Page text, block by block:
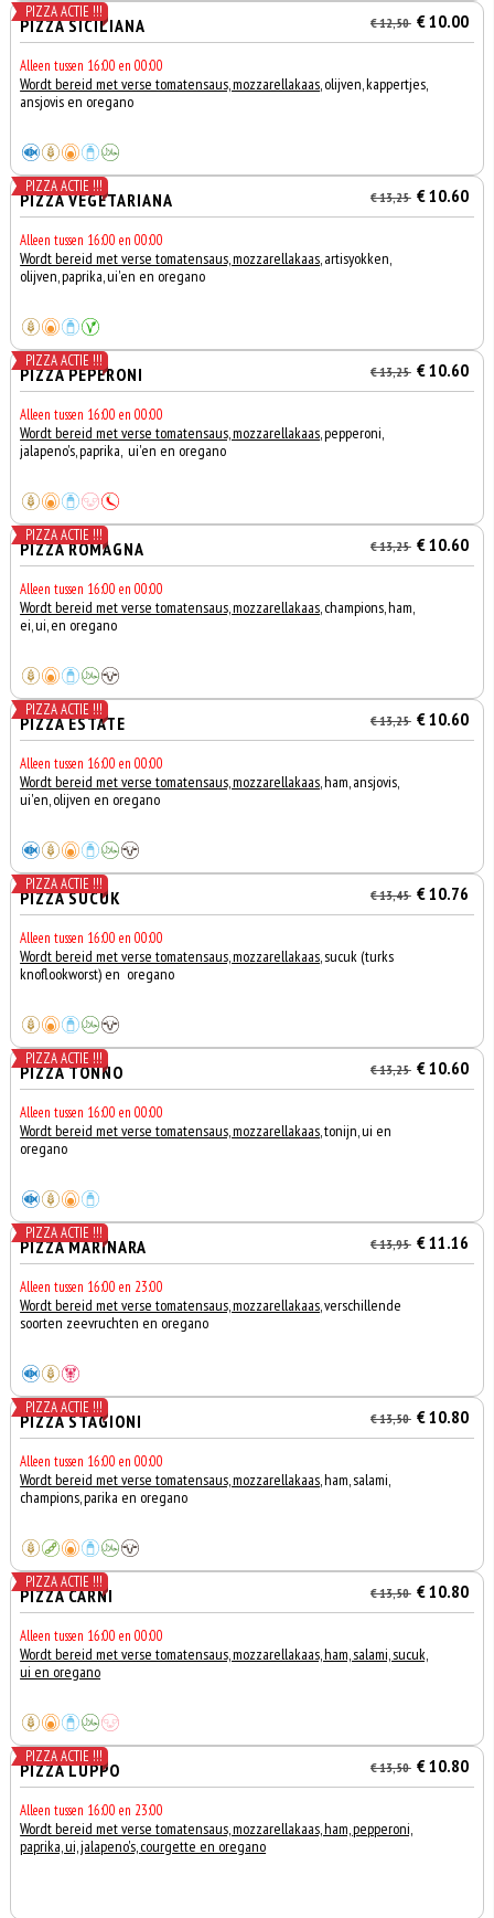
PIZZA ACTIE !!!
PIZZA SICILIANA € 12,50 € 10.00
Alleen tussen 16:00 en 00:00
Wordt bereid met verse tomatensaus, mozzarellakaas, olijven, kappertjes,
ansjovis en oregano
PIZZA ACTIE !!!
PIZZA VEGETARIANA € 13,25 € 10.60
Alleen tussen 16:00 en 00:00
Wordt bereid met verse tomatensaus, mozzarellakaas, artisyokken,
olijven, paprika, ui'en en oregano
PIZZA ACTIE !!!
PIZZA PEPERONI € 13,25 € 10.60
Alleen tussen 16:00 en 00:00
Wordt bereid met verse tomatensaus, mozzarellakaas, pepperoni,
jalapeno's, paprika, ui'en en oregano
PIZZA ACTIE !!!
PIZZA ROMAGNA € 13,25 € 10.60
Alleen tussen 16:00 en 00:00
Wordt bereid met verse tomatensaus, mozzarellakaas, champions, ham,
ei, ui, en oregano
PIZZA ACTIE !!!
PIZZA ESTATE € 13,25 € 10.60
Alleen tussen 16:00 en 00:00
Wordt bereid met verse tomatensaus, mozzarellakaas, ham, ansjovis,
ui'en, olijven en oregano
PIZZA ACTIE !!!
PIZZA SUCUK € 13,45 € 10.76
Alleen tussen 16:00 en 00:00
Wordt bereid met verse tomatensaus, mozzarellakaas, sucuk (turks
knoflookworst) en oregano
PIZZA ACTIE !!!
PIZZA TONNO € 13,25 € 10.60
Alleen tussen 16:00 en 00:00
Wordt bereid met verse tomatensaus, mozzarellakaas, tonijn, ui en
oregano
PIZZA ACTIE !!!
PIZZA MARINARA € 13,95 € 11.16
Alleen tussen 16:00 en 23:00
Wordt bereid met verse tomatensaus, mozzarellakaas, verschillende
soorten zeevruchten en oregano
PIZZA ACTIE !!!
PIZZA STAGIONI € 13,50 € 10.80
Alleen tussen 16:00 en 00:00
Wordt bereid met verse tomatensaus, mozzarellakaas, ham, salami,
champions, parika en oregano
PIZZA ACTIE !!!
PIZZA CARNI € 13,50 € 10.80
Alleen tussen 16:00 en 00:00
Wordt bereid met verse tomatensaus, mozzarellakaas, ham, salami, sucuk,
ui en oregano
PIZZA ACTIE !!!
PIZZA LUPPO € 13,50 € 10.80
Alleen tussen 16:00 en 23:00
Wordt bereid met verse tomatensaus, mozzarellakaas, ham, pepperoni,
paprika, ui, jalapeno's, courgette en oregano